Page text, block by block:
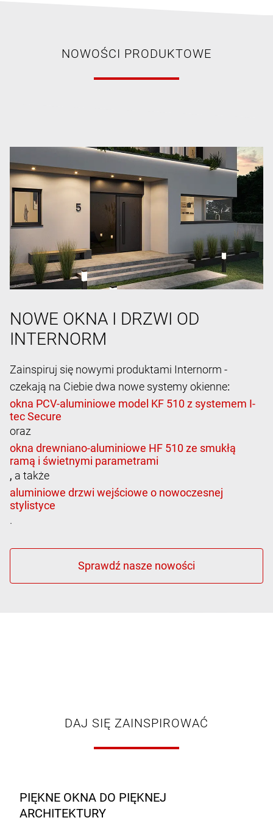
NOWOŚCI PRODUKTOWE
NOWE OKNA I DRZWI OD
INTERNORM
Zainspiruj się nowymi produktami Internorm -
czekają na Ciebie dwa nowe systemy okienne:
oraz
, a także
.
DAJ SIĘ ZAINSPIROWAĆ
PIĘKNE OKNA DO PIĘKNEJ
ARCHITEKTURY